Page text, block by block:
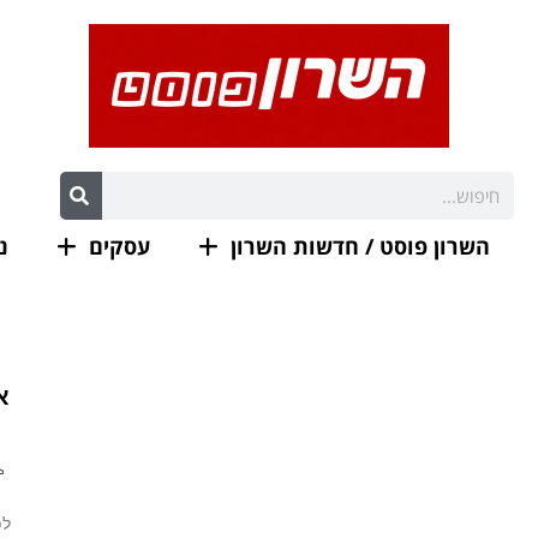
השרון פוסט / חדשות השרון עסקים